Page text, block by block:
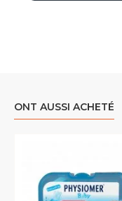
ONT AUSSI ACHETÉ